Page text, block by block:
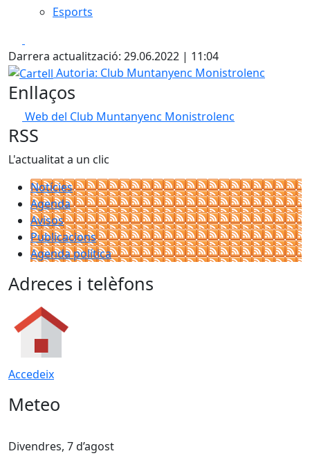
Esports
Darrera actualització: 29.06.2022 | 11:04
Cartell
Autoria: Club Muntanyenc Monistrolenc
Enllaços
Web del Club Muntanyenc Monistrolenc
RSS
L'actualitat a un clic
Notícies
Agenda
Avisos
Publicacions
Agenda política
Adreces i telèfons
Accedeix
Meteo
Divendres, 7 d’agost